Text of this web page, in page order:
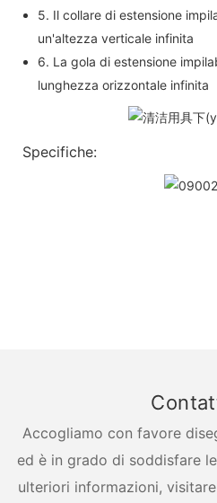
5. Il collare di estensione
un'altezza verticale infinita
6. La gola di estensione
lunghezza orizzontale infinita
Specifiche:
Accogliamo con favore
ed è in grado di soddisfare
ulteriori informazioni,